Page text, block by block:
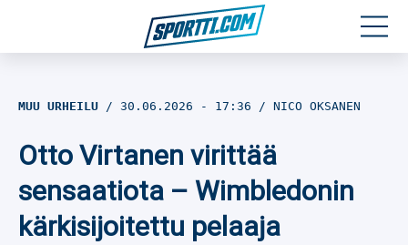
Jalkapallo
Yleisurheilu
MUU URHEILU 30.06.2026 - 17:36 NICO OKSANEN
Otto Virtanen virittää
sensaatiota – Wimbledonin
kärkisijoitettu pelaaja